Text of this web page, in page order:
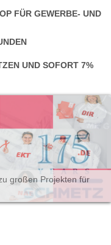
FÜR GEWERBE- UND
UND SOFORT 7%